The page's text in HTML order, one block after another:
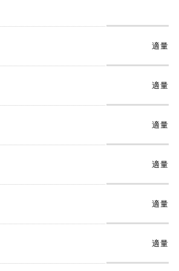
適量
適量
適量
適量
適量
適量